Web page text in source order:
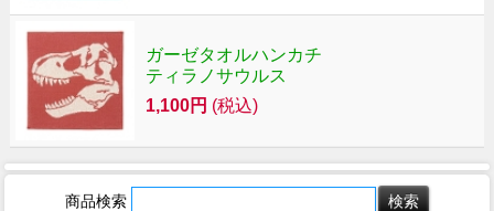
ガーゼタオルハンカチ
ティラノサウルス
1,100円 (税込)
商品検索